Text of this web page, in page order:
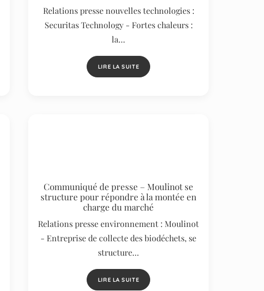
Relations presse nouvelles technologies :
Securitas Technology - Fortes chaleurs :
la…
LIRE LA SUITE
Communiqué de presse – Moulinot se
structure pour répondre à la montée en
charge du marché
Relations presse environnement : Moulinot
- Entreprise de collecte des biodéchets, se
structure…
LIRE LA SUITE